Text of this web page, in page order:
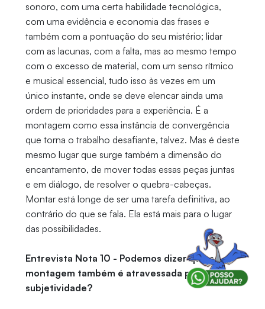
sonoro, com uma certa habilidade tecnológica,
com uma evidência e economia das frases e
também com a pontuação do seu mistério; lidar
com as lacunas, com a falta, mas ao mesmo tempo
com o excesso de material, com um senso rítmico
e musical essencial, tudo isso às vezes em um
único instante, onde se deve elencar ainda uma
ordem de prioridades para a experiência. É a
montagem como essa instância de convergência
que torna o trabalho desafiante, talvez. Mas é deste
mesmo lugar que surge também a dimensão do
encantamento, de mover todas essas peças juntas
e em diálogo, de resolver o quebra-cabeças.
Montar está longe de ser uma tarefa definitiva, ao
contrário do que se fala. Ela está mais para o lugar
das possibilidades.
Entrevista Nota 10 - Podemos dizer que a
montagem também é atravessada pela
subjetividade?